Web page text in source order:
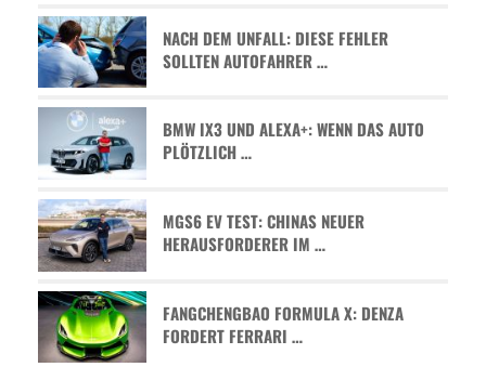
NACH DEM UNFALL: DIESE FEHLER
SOLLTEN AUTOFAHRER …
BMW IX3 UND ALEXA+: WENN DAS AUTO
PLÖTZLICH …
MGS6 EV TEST: CHINAS NEUER
HERAUSFORDERER IM …
FANGCHENGBAO FORMULA X: DENZA
FORDERT FERRARI …